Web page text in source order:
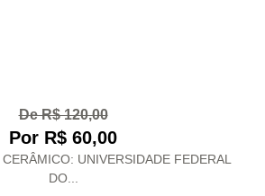
De R$ 120,00
Por R$ 60,00
UNIVERSIDADE FEDERAL
DO...